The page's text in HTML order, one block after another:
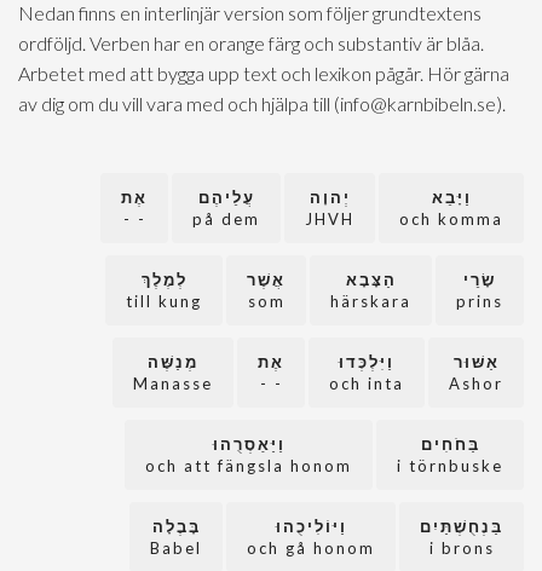
Nedan finns en interlinjär version som följer grundtextens
ordföljd. Verben har en orange färg och substantiv är blåa.
Arbetet med att bygga upp text och lexikon pågår. Hör gärna
av dig om du vill vara med och hjälpa till (info@karnbibeln.se).
וַיָּבֵא
och komma
יְהוָה
JHVH
עֲלֵיהֶם
på dem
אֶת
- -
שָׂרֵי
prins
הַצָּבָא
härskara
אֲשֶׁר
som
לְמֶלֶךְ
till kung
אַשּׁוּר
Ashor
וַיִּלְכְּדוּ
och inta
אֶת
- -
מְנַשֶּׁה
Manasse
בַּחֹחִים
i törnbuske
וַיַּאַסְרֻהוּ
och att fängsla honom
בַּנְחֻשְׁתַּיִם
i brons
וַיּוֹלִיכֻהוּ
och gå honom
בָּבֶלָה
Babel